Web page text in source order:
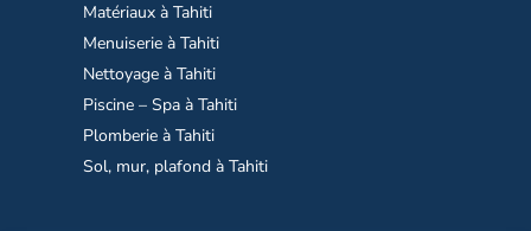
Matériaux à Tahiti
Menuiserie à Tahiti
Nettoyage à Tahiti
Piscine – Spa à Tahiti
Plomberie à Tahiti
Sol, mur, plafond à Tahiti